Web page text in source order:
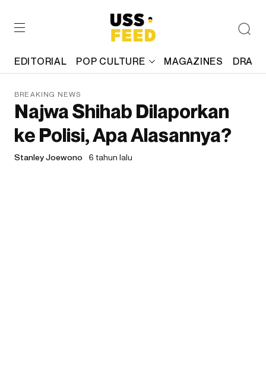
EDITORIAL POP CULTURE MAGAZINES
BREAKING NEWS
Najwa Shihab Dilaporkan
ke Polisi, Apa Alasannya?
Stanley Joewono 6 tahun lalu